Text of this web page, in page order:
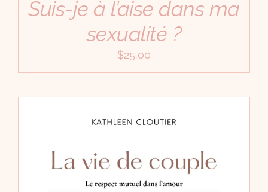
Suis-je à l’aise dans ma
sexualité ?
$25.00